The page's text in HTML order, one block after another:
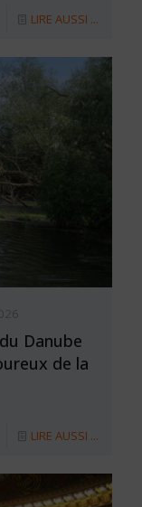
LIRE AUSSI ...
Danube
de la
LIRE AUSSI ...